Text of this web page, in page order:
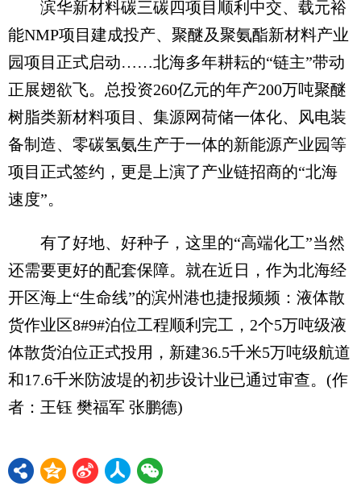
滨华新材料碳三碳四项目顺利中交、载元裕
能NMP项目建成投产、聚醚及聚氨酯新材料产业
园项目正式启动……北海多年耕耘的“链主”带动
正展翅欲飞。总投资260亿元的年产200万吨聚醚
树脂类新材料项目、集源网荷储一体化、风电装
备制造、零碳氢氨生产于一体的新能源产业园等
项目正式签约，更是上演了产业链招商的“北海
速度”。
有了好地、好种子，这里的“高端化工”当然
还需要更好的配套保障。就在近日，作为北海经
开区海上“生命线”的滨州港也捷报频频：液体散
货作业区8#9#泊位工程顺利完工，2个5万吨级液
体散货泊位正式投用，新建36.5千米5万吨级航道
和17.6千米防波堤的初步设计业已通过审查。(作
者：王钰 樊福军 张鹏德)